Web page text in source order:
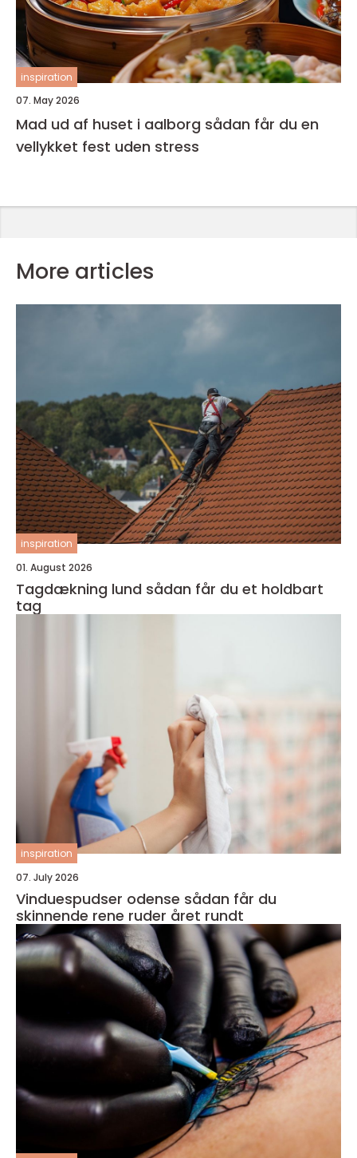
inspiration
07. May 2026
Mad ud af huset i aalborg sådan får du en
vellykket fest uden stress
More articles
inspiration
01. August 2026
Tagdækning lund sådan får du et holdbart
tag
inspiration
07. July 2026
Vinduespudser odense sådan får du
skinnende rene ruder året rundt